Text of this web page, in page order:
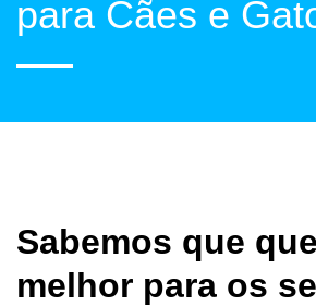
para Cães e
Sabemos que
melhor para os